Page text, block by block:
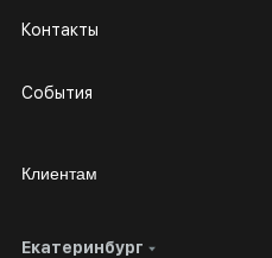
Екатеринбург
Контакты
События
Клиентам
Личный кабинет
Сотрудничество